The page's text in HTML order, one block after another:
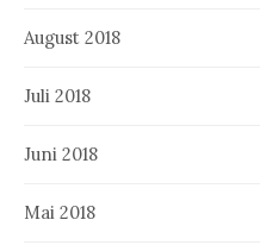
August 2018
Juli 2018
Juni 2018
Mai 2018